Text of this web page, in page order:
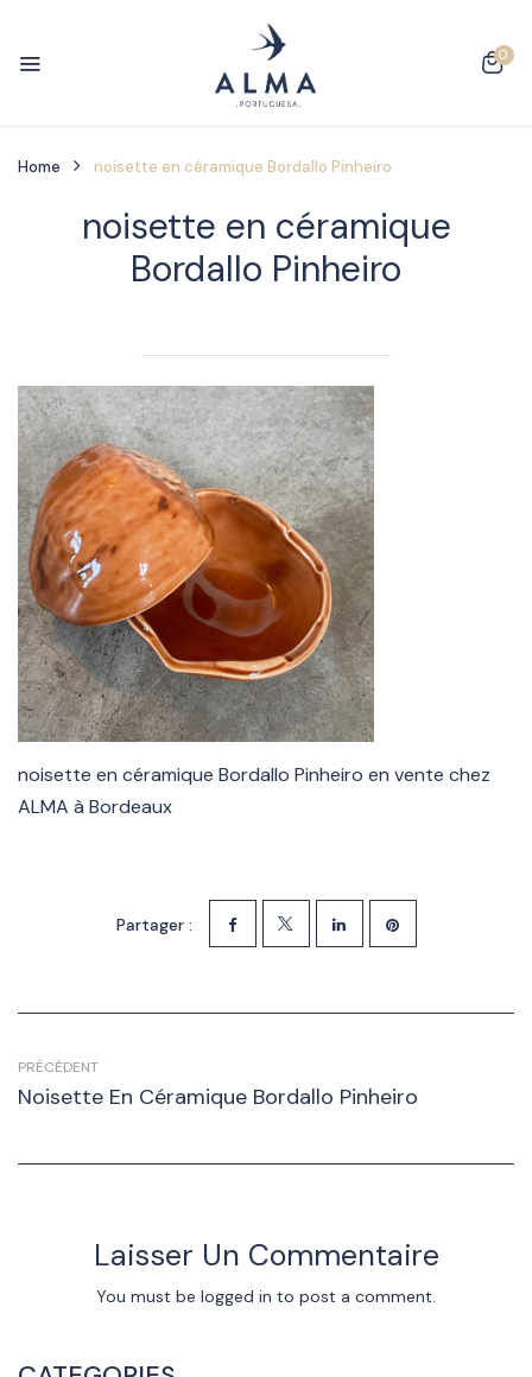
0
Home noisette en céramique Bordallo Pinheiro
noisette en céramique
Bordallo Pinheiro
noisette en céramique Bordallo Pinheiro en vente chez
ALMA à Bordeaux
Partager :
PRÉCÉDENT
Noisette En Céramique Bordallo Pinheiro
Laisser Un Commentaire
You must be logged in to post a comment.